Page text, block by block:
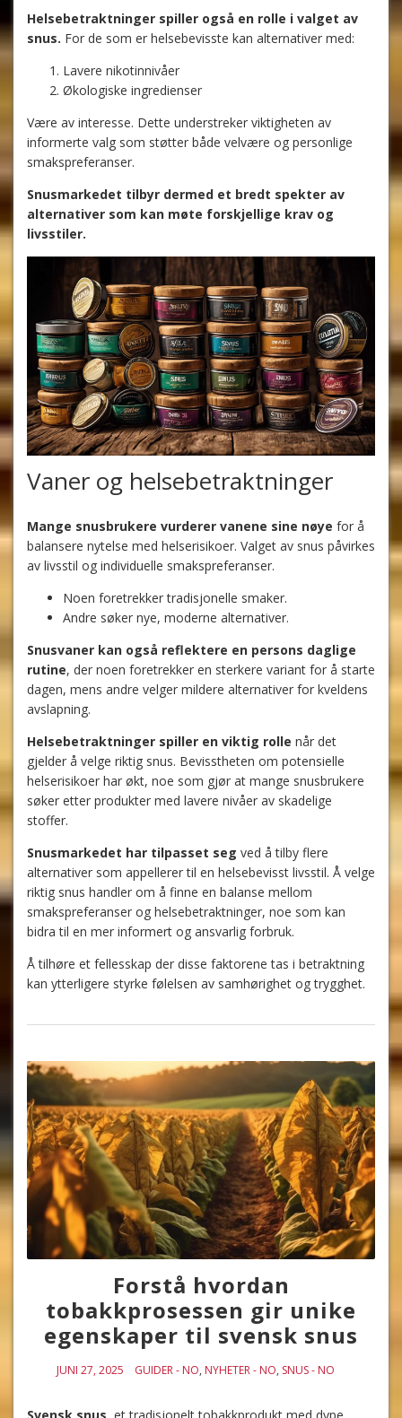
Helsebetraktninger spiller også en rolle i valget av
snus. For de som er helsebevisste kan alternativer med:
Lavere nikotinnivåer
Økologiske ingredienser
Være av interesse. Dette understreker viktigheten av
informerte valg som støtter både velvære og personlige
smakspreferanser.
Snusmarkedet tilbyr dermed et bredt spekter av
alternativer som kan møte forskjellige krav og
livsstiler.
Vaner og helsebetraktninger
Mange snusbrukere vurderer vanene sine nøye for å
balansere nytelse med helserisikoer. Valget av snus påvirkes
av livsstil og individuelle smakspreferanser.
Noen foretrekker tradisjonelle smaker.
Andre søker nye, moderne alternativer.
Snusvaner kan også reflektere en persons daglige
rutine, der noen foretrekker en sterkere variant for å starte
dagen, mens andre velger mildere alternativer for kveldens
avslapning.
Helsebetraktninger spiller en viktig rolle når det
gjelder å velge riktig snus. Bevisstheten om potensielle
helserisikoer har økt, noe som gjør at mange snusbrukere
søker etter produkter med lavere nivåer av skadelige
stoffer.
Snusmarkedet har tilpasset seg ved å tilby flere
alternativer som appellerer til en helsebevisst livsstil. Å velge
riktig snus handler om å finne en balanse mellom
smakspreferanser og helsebetraktninger, noe som kan
bidra til en mer informert og ansvarlig forbruk.
Å tilhøre et fellesskap der disse faktorene tas i betraktning
kan ytterligere styrke følelsen av samhørighet og trygghet.
Forstå hvordan
tobakkprosessen gir unike
egenskaper til svensk snus
JUNI 27, 2025 GUIDER - NO, NYHETER - NO, SNUS - NO